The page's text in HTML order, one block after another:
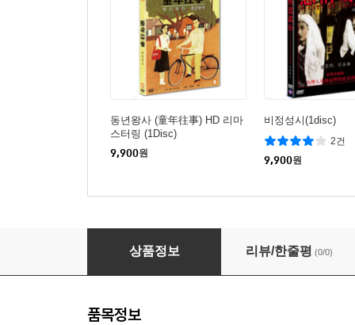
동년왕사 (童年往事) HD 리마
스터링 (1Disc)
9,900원
비정성시(1disc)
2건
9,900원
연연풍진 (戀戀風塵) HD 리마스터링 (1Disc)
상품정보 리뷰/한줄평 (0/0)
품목정보